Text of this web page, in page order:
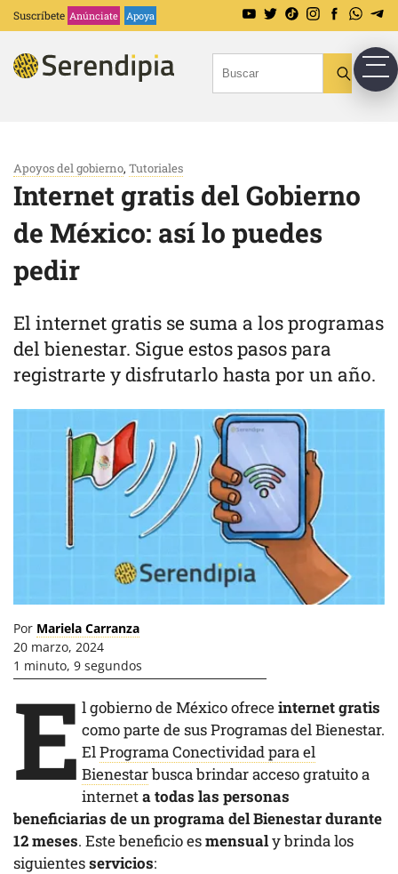
Suscríbete Anúnciate Apoya
Apoyos del gobierno, Tutoriales
Internet gratis del Gobierno
de México: así lo puedes
pedir
El internet gratis se suma a los programas
del bienestar. Sigue estos pasos para
registrarte y disfrutarlo hasta por un año.
Por Mariela Carranza
20 marzo, 2024
1 minuto, 9 segundos
E l gobierno de México ofreceinternet gratis
como parte de sus Programas del Bienestar.
ElPrograma Conectividad para el
Bienestarbusca brindar acceso gratuito a
interneta todas las personas
beneficiarias de un programa del Bienestar durante
12 meses. Este beneficio esmensualy brinda los
siguientesservicios: